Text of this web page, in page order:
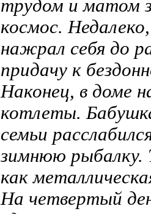
трудом и матом
космос.
нажрал себя до
придачу к
Наконец, в доме
котлеты.
семьи
зимнюю рыбалку.
как
На четвертый